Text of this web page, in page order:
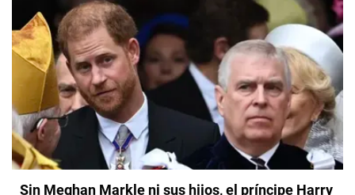
Sin Meghan Markle ni sus hijos, el príncipe Harry